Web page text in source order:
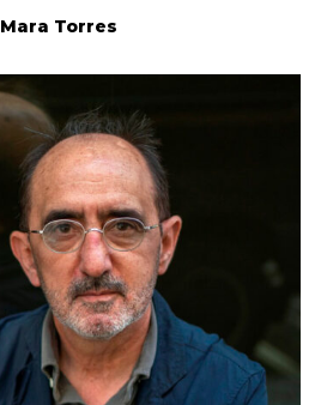
Mara Torres